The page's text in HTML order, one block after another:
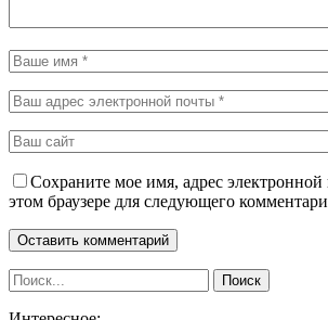
Сохраните мое имя, адрес
этом браузере для следующего